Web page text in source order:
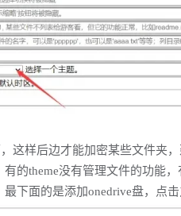
这样后边才能加密某些文件夹
的theme没有管理文件的功能
下面的是添加onedrive盘，点击